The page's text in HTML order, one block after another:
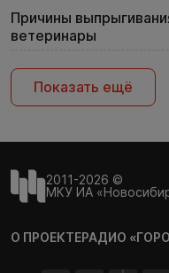
Причины
ветеринары
Показать ещё
2011-2026 ©
МКУ ИА
О ПРОЕКТЕРАДИО